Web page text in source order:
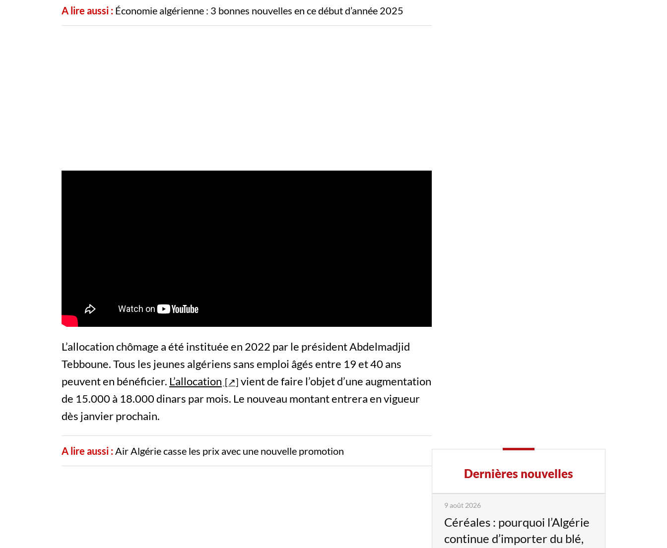
A lire aussi : Économie algérienne : 3 bonnes nouvelles en ce début d’année 2025
L’allocation chômage a été instituée en 2022 par le président Abdelmadjid
Tebboune. Tous les jeunes algériens sans emploi âgés entre 19 et 40 ans
peuvent en bénéficier. L’allocation
vient de faire l’objet d’une augmentation
de 15.000 à 18.000 dinars par mois. Le nouveau montant entrera en vigueur
dès janvier prochain.
A lire aussi :Air Algérie casse les prix avec une nouvelle promotion
Dernières nouvelles
9 août 2026
Céréales : pourquoi l’Algérie
continue d’importer du blé,